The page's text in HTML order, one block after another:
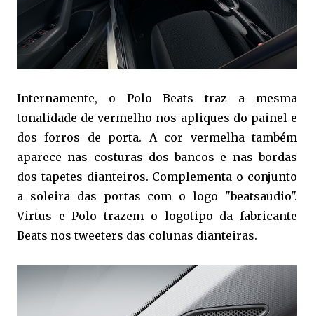
Internamente, o Polo Beats traz a mesma
tonalidade de vermelho nos apliques do painel e
dos forros de porta. A cor vermelha também
aparece nas costuras dos bancos e nas bordas
dos tapetes dianteiros. Complementa o conjunto
a soleira das portas com o logo "beatsaudio".
Virtus e Polo trazem o logotipo da fabricante
Beats nos tweeters das colunas dianteiras.